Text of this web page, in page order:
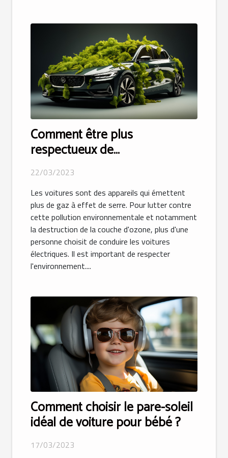
Comment être plus
respectueux de
l’environnement avec votre
voiture ?
22/03/2023
Les voitures sont des appareils qui émettent
plus de gaz à effet de serre. Pour lutter contre
cette pollution environnementale et notamment
la destruction de la couche d'ozone, plus d'une
personne choisit de conduire les voitures
électriques. Il est important de respecter
l'environnement....
Comment choisir le pare-soleil
idéal de voiture pour bébé ?
17/03/2023